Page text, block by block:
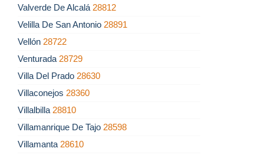
Valverde De Alcalá 28812
Velilla De San Antonio 28891
Vellón 28722
Venturada 28729
Villa Del Prado 28630
Villaconejos 28360
Villalbilla 28810
Villamanrique De Tajo 28598
Villamanta 28610